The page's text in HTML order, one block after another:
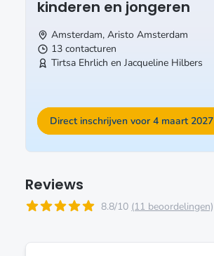
kinderen en jongeren
Amsterdam, Aristo Amsterdam
13 contacturen
Tirtsa Ehrlich en Jacqueline Hilbers
Direct inschrijven voor 4 maart 2027
Reviews
8.8/10 (11 beoordelingen)